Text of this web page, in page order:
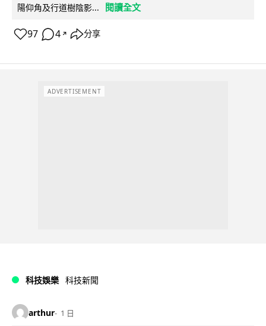
陽仰角及行道樹陰影...
閱讀全文
97 4 ↗ 分享
ADVERTISEMENT
科技娛樂 科技新聞
arthur 1 日